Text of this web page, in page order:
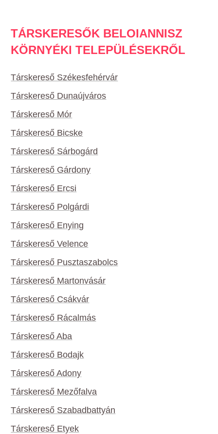
TÁRSKERESŐK BELOIANNISZ
KÖRNYÉKI TELEPÜLÉSEKRŐL
Társkereső Székesfehérvár
Társkereső Dunaújváros
Társkereső Mór
Társkereső Bicske
Társkereső Sárbogárd
Társkereső Gárdony
Társkereső Ercsi
Társkereső Polgárdi
Társkereső Enying
Társkereső Velence
Társkereső Pusztaszabolcs
Társkereső Martonvásár
Társkereső Csákvár
Társkereső Rácalmás
Társkereső Aba
Társkereső Bodajk
Társkereső Adony
Társkereső Mezőfalva
Társkereső Szabadbattyán
Társkereső Etyek